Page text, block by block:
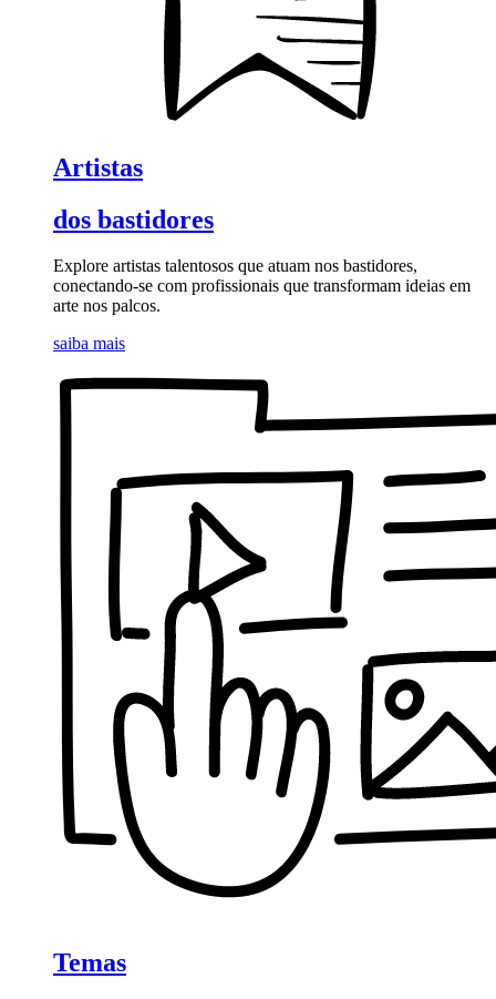
Artistas
dos bastidores
Explore artistas talentosos que atuam nos bastidores,
conectando-se com profissionais que transformam ideias em
arte nos palcos.
saiba mais
Temas